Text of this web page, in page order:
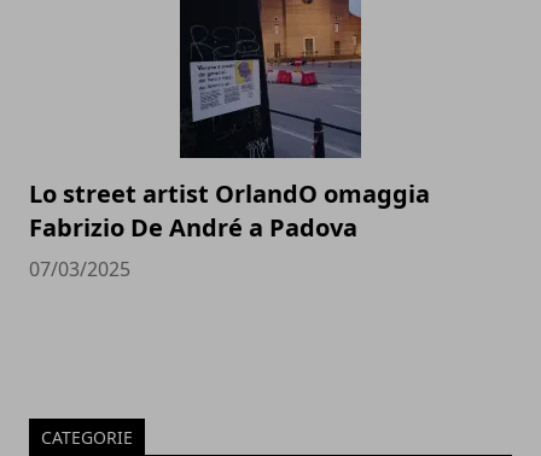
Lo street artist OrlandO omaggia
Fabrizio De André a Padova
07/03/2025
CATEGORIE